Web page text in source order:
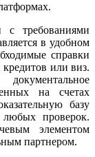
с требованиями
в удобном
справки
или виз.
на счетах
базу
любых проверок.
элементом
партнером.